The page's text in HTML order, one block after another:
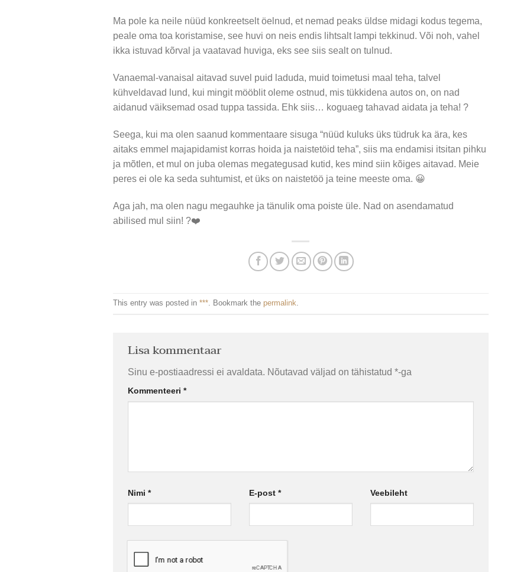
Ma pole ka neile nüüd konkreetselt öelnud, et nemad peaks üldse midagi kodus tegema,
peale oma toa koristamise, see huvi on neis endis lihtsalt lampi tekkinud. Või noh, vahel
ikka istuvad kõrval ja vaatavad huviga, eks see siis sealt on tulnud.
Vanaemal-vanaisal aitavad suvel puid laduda, muid toimetusi maal teha, talvel
kühveldavad lund, kui mingit mööblit oleme ostnud, mis tükkidena autos on, on nad
aidanud väiksemad osad tuppa tassida. Ehk siis… koguaeg tahavad aidata ja teha! ?
Seega, kui ma olen saanud kommentaare sisuga “nüüd kuluks üks tüdruk ka ära, kes
aitaks emmel majapidamist korras hoida ja naistetöid teha”, siis ma endamisi itsitan pihku
ja mõtlen, et mul on juba olemas megategusad kutid, kes mind siin kõiges aitavad. Meie
peres ei ole ka seda suhtumist, et üks on naistetöö ja teine meeste oma. 😀
Aga jah, ma olen nagu megauhke ja tänulik oma poiste üle. Nad on asendamatud
abilised mul siin! ?❤️
This entry was posted in ***. Bookmark the permalink.
Lisa kommentaar
Sinu e-postiaadressi ei avaldata. Nõutavad väljad on tähistatud *-ga
Kommenteeri *
Nimi * E-post * Veebileht